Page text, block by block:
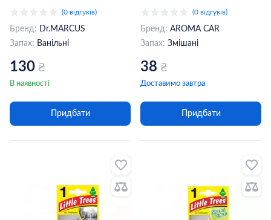
(0 відгуків)
Бренд:
Dr.MARCUS
Запах: Ванільні
130 ₴
В наявності
Придбати
деревно-водний(0 відгуків)
Бренд: AROMA CAR
Запах: Змішані
38 ₴
Доставимо завтра
Придбати